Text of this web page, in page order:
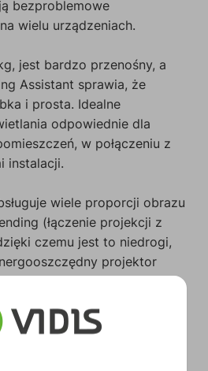
bezproblemowe
wielu urządzeniach.
jest bardzo przenośny, a
Assistant sprawia, że
i prosta. Idealne
odpowiednie dla
w połączeniu z
instalacji.
wiele proporcji obrazu
(łączenie projekcji z
czemu jest to niedrogi,
projektor
obraz, idealny do
Epson Ambient Light